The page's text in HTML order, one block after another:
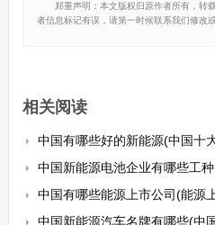
郑重声明：本文版权归原作者所有，转
者信息标记有误，请第一时候联系我们修改
相关阅读
中国有哪些好的新能源(中国十
中国新能源电池企业有哪些工
中国有哪些能源上市公司(能源
中国新能源汽车名牌有哪些(中